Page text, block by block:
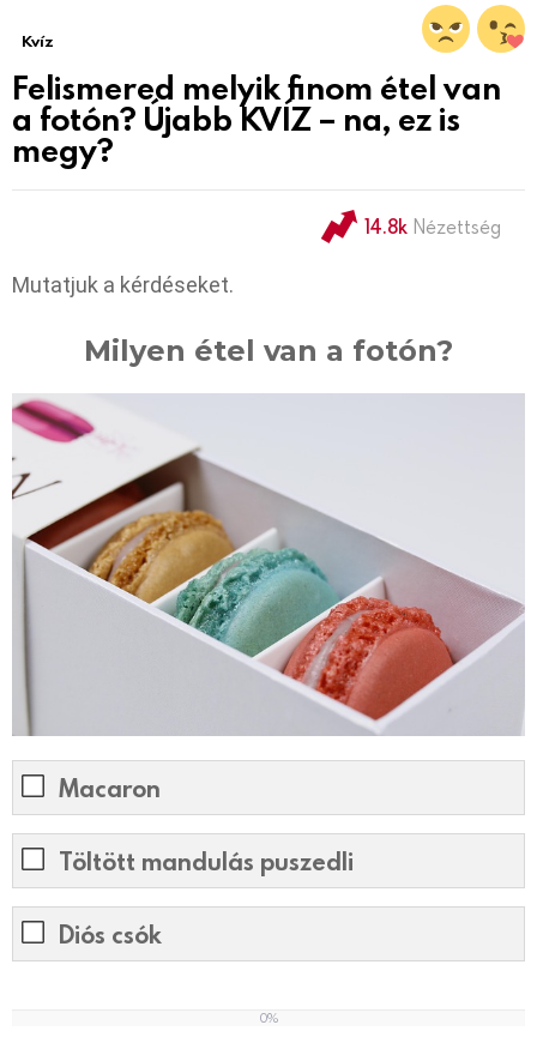
Kvíz
Felismered melyik finom étel van
a fotón? Újabb KVÍZ – na, ez is
megy?
14.8k Nézettség
Mutatjuk a kérdéseket.
Milyen étel van a fotón?
Macaron
Töltött mandulás puszedli
Diós csók
0%